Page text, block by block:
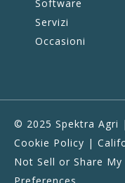
Software
Servizi
Occasioni
© 2025 Spektra Agri |
Cookie Policy |
Not Sell or Share